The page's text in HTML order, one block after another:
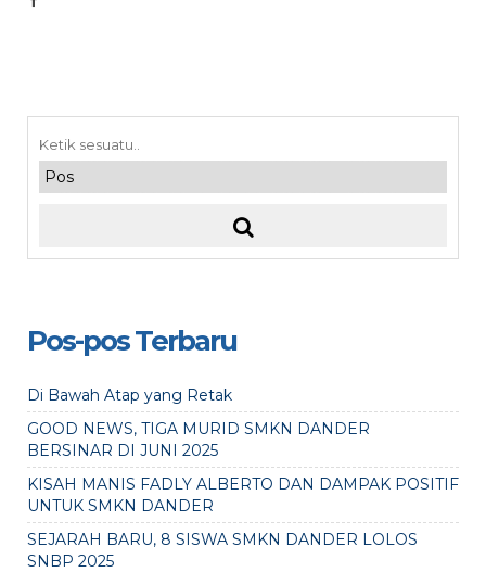
Pos-pos Terbaru
Di Bawah Atap yang Retak
GOOD NEWS, TIGA MURID SMKN DANDER
BERSINAR DI JUNI 2025
KISAH MANIS FADLY ALBERTO DAN DAMPAK POSITIF
UNTUK SMKN DANDER
SEJARAH BARU, 8 SISWA SMKN DANDER LOLOS
SNBP 2025